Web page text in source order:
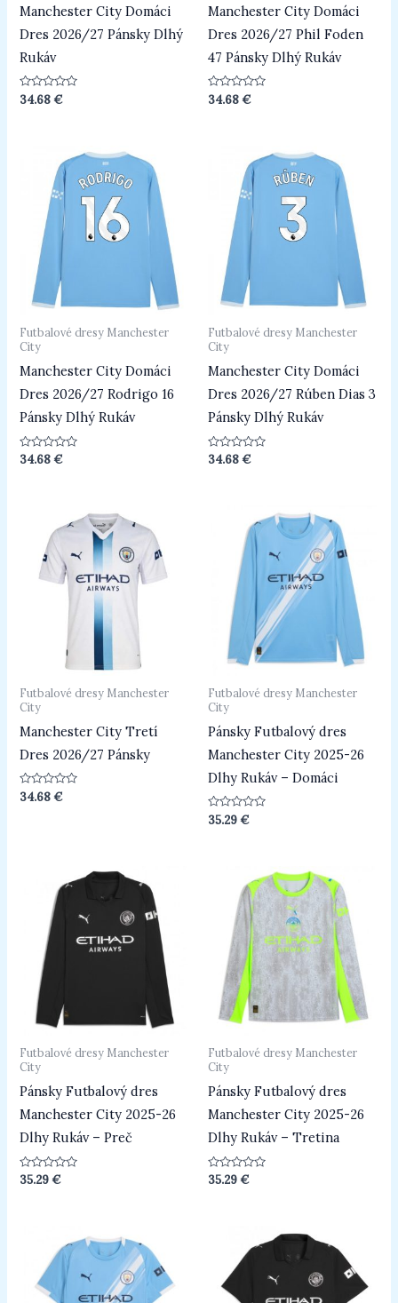
Manchester City Domáci
Dres 2026/27 Pánsky Dlhý
Rukáv
Hodnotenie
0
34.68€
Manchester City Domáci
Dres 2026/27 Phil Foden
47 Pánsky Dlhý Rukáv
Hodnotenie
0
34.68€
Futbalové dresy Manchester
City
Manchester City Domáci
Dres 2026/27 Rodrigo 16
Pánsky Dlhý Rukáv
Hodnotenie
34.68€
Futbalové dresy Manchester
City
Manchester City Domáci
Dres 2026/27 Rúben Dias 3
Pánsky Dlhý Rukáv
Hodnotenie
34.68€
Futbalové dresy Manchester
City
Manchester City Tretí
Dres 2026/27 Pánsky
Hodnotenie
0
34.68€
Futbalové dresy Manchester
City
Pánsky Futbalový dres
Manchester City 2025-26
Dlhy Rukáv – Domáci
Hodnotenie
0
35.29€
Futbalové dresy Manchester
City
Pánsky Futbalový dres
Manchester City 2025-26
Dlhy Rukáv – Preč
Hodnotenie
35.29€
Futbalové dresy Manchester
City
Pánsky Futbalový dres
Manchester City 2025-26
Dlhy Rukáv – Tretina
Hodnotenie
35.29€